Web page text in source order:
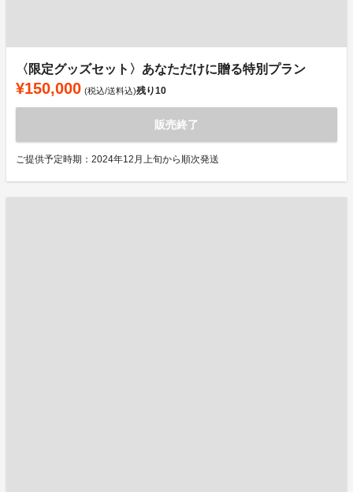
〈限定グッズセット〉あなただけに贈る特別プラン
¥150,000 (税込/送料込)残り10
販売終了
ご提供予定時期：2024年12月上旬から順次発送